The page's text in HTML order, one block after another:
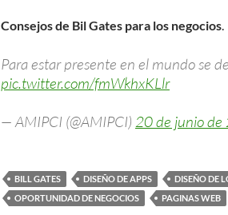
Consejos de Bil Gates para los negocios
Para estar presente en el mundo se
pic.twitter.com/fmWkhxKLlr
— AMIPCI (@AMIPCI) 20 de junio
BILL GATES DISEÑO DE APPS DISEÑO DE
OPORTUNIDAD DE NEGOCIOS
PAGINAS WEB